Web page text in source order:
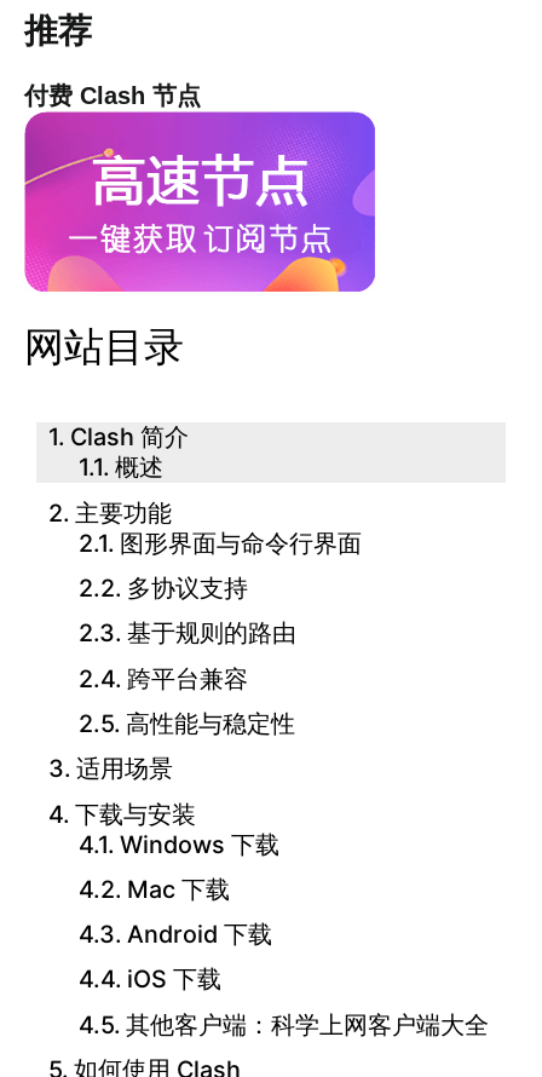
推荐
付费 Clash 节点
网站目录
Clash 简介
概述
主要功能
图形界面与命令行界面
多协议支持
基于规则的路由
跨平台兼容
高性能与稳定性
适用场景
下载与安装
Windows 下载
Mac 下载
Android 下载
iOS 下载
其他客户端：科学上网客户端大全
如何使用 Clash